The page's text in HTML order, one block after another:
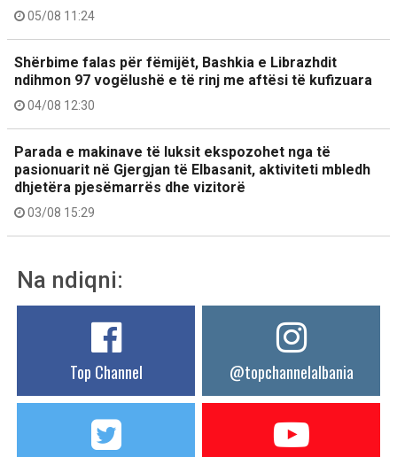
05/08 11:24
Shërbime falas për fëmijët, Bashkia e Librazhdit
ndihmon 97 vogëlushë e të rinj me aftësi të kufizuara
04/08 12:30
Parada e makinave të luksit ekspozohet nga të
pasionuarit në Gjergjan të Elbasanit, aktiviteti mbledh
dhjetëra pjesëmarrës dhe vizitorë
03/08 15:29
Na ndiqni:
Top Channel @topchannelalbania